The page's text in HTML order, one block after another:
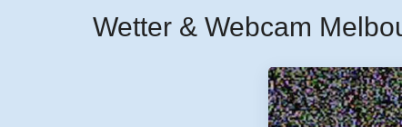
Wetter & Webcam